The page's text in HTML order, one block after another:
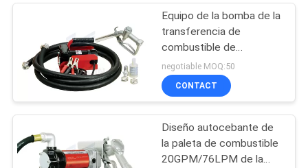
Equipo de la bomba de la
transferencia de
combustible de
Fuelworks 10304010A
12V 10GPM con 13'
manguera y boca manual
negotiable MOQ:50
CONTACT
Diseño autocebante de
la paleta de combustible
20GPM/76LPM de la